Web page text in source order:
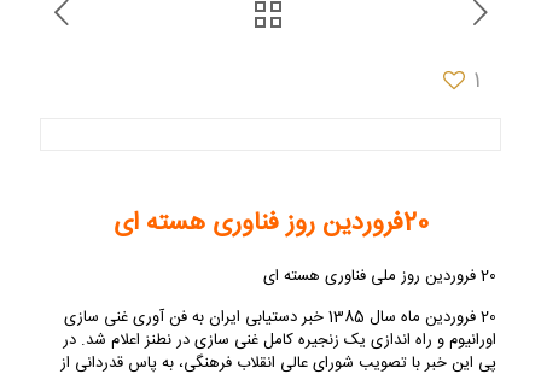
1
20فروردین روز فناوری هسته ای
20 فروردین روز ملی فناوری هسته ای
20 فروردین ماه سال 1385 خبر دستیابی ایران به فن آوری غنی سازی
اورانیوم و راه اندازی یک زنجیره کامل غنی سازی در نطنز اعلام شد. در
پی این خبر با تصویب شورای عالی انقلاب فرهنگی، به پاس قدردانی از